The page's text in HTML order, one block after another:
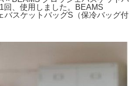
、使用しました。BEAMS
バスケットバッグS（保冷バッグ付